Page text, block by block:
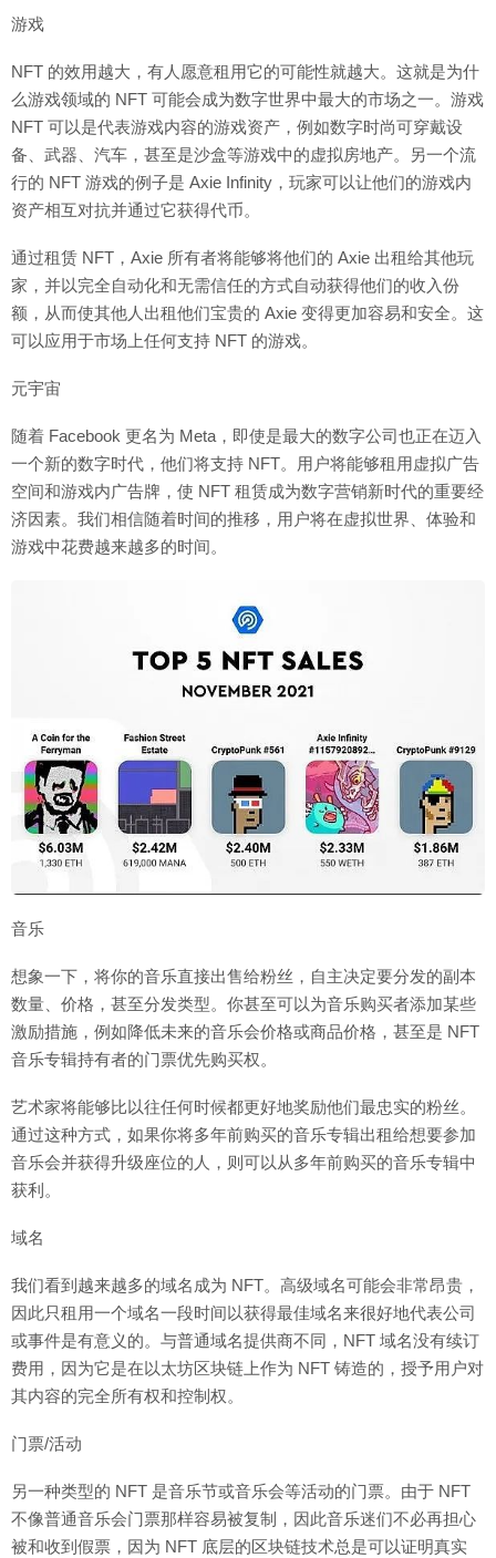
游戏
NFT 的效用越大，有人愿意租用它的可能性就越大。这就是为什
么游戏领域的 NFT 可能会成为数字世界中最大的市场之一。游戏
NFT 可以是代表游戏内容的游戏资产，例如数字时尚可穿戴设
备、武器、汽车，甚至是沙盒等游戏中的虚拟房地产。另一个流
行的 NFT 游戏的例子是 Axie Infinity，玩家可以让他们的游戏内
资产相互对抗并通过它获得代币。
通过租赁 NFT，Axie 所有者将能够将他们的 Axie 出租给其他玩
家，并以完全自动化和无需信任的方式自动获得他们的收入份
额，从而使其他人出租他们宝贵的 Axie 变得更加容易和安全。这
可以应用于市场上任何支持 NFT 的游戏。
元宇宙
随着 Facebook 更名为 Meta，即使是最大的数字公司也正在迈入
一个新的数字时代，他们将支持 NFT。用户将能够租用虚拟广告
空间和游戏内广告牌，使 NFT 租赁成为数字营销新时代的重要经
济因素。我们相信随着时间的推移，用户将在虚拟世界、体验和
游戏中花费越来越多的时间。
音乐
想象一下，将你的音乐直接出售给粉丝，自主决定要分发的副本
数量、价格，甚至分发类型。你甚至可以为音乐购买者添加某些
激励措施，例如降低未来的音乐会价格或商品价格，甚至是 NFT
音乐专辑持有者的门票优先购买权。
艺术家将能够比以往任何时候都更好地奖励他们最忠实的粉丝。
通过这种方式，如果你将多年前购买的音乐专辑出租给想要参加
音乐会并获得升级座位的人，则可以从多年前购买的音乐专辑中
获利。
域名
我们看到越来越多的域名成为 NFT。高级域名可能会非常昂贵，
因此只租用一个域名一段时间以获得最佳域名来很好地代表公司
或事件是有意义的。与普通域名提供商不同，NFT 域名没有续订
费用，因为它是在以太坊区块链上作为 NFT 铸造的，授予用户对
其内容的完全所有权和控制权。
门票/活动
另一种类型的 NFT 是音乐节或音乐会等活动的门票。由于 NFT
不像普通音乐会门票那样容易被复制，因此音乐迷们不必再担心
被和收到假票，因为 NFT 底层的区块链技术总是可以证明真实